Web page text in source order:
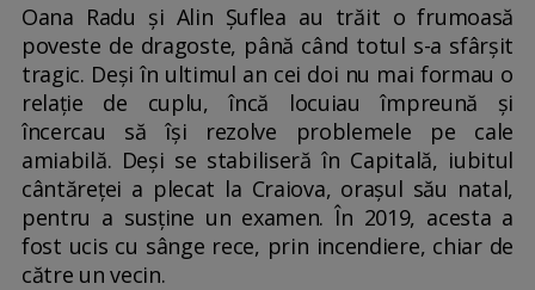
Oana Radu și Alin Șuflea au trăit o frumoasă
poveste de dragoste, până când totul s-a sfârșit
tragic. Deși în ultimul an cei doi nu mai formau o
relație de cuplu, încă locuiau împreună și
încercau să își rezolve problemele pe cale
amiabilă. Deși se stabiliseră în Capitală, iubitul
cântăreței a plecat la Craiova, orașul său natal,
pentru a susține un examen. În 2019, acesta a
fost ucis cu sânge rece, prin incendiere, chiar de
către un vecin.